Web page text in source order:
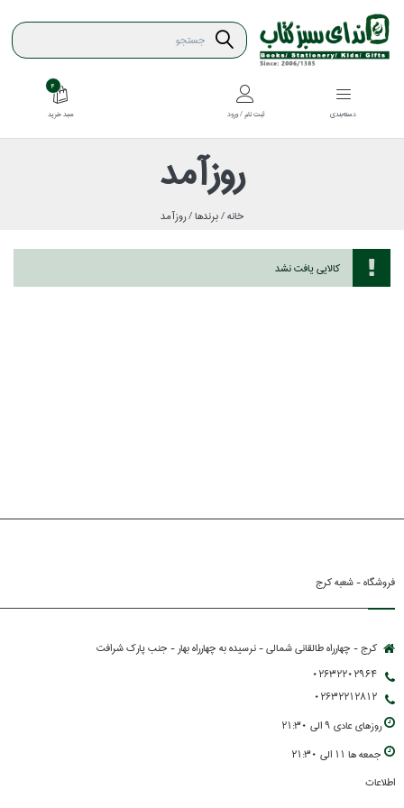
دسته‌بندي ثبت نام / ورود
4
سبد خريد
روزآمد
خانه /برندها /روزآمد
كالايي يافت نشد
فروشگاه - شعبه کرج
کرج - چهارراه طالقانی شمالی - نرسیده به چهارراه بهار - جنب پارك شرافت
02632202964
02632212812
روزهاي عادي 9 الي 21:30
جمعه ها 11 الي 21:30
اطلاعات